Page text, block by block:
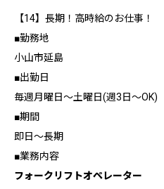
【14】長期！高時給のお仕事！
■勤務地
小山市延島
■出勤日
毎週月曜日～土曜日(週3日～OK)
■期間
即日～長期
■業務内容
フォークリフトオペレーター